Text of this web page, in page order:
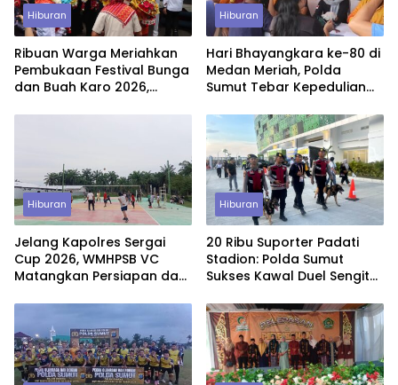
Hiburan
Ribuan Warga Meriahkan
Pembukaan Festival Bunga
dan Buah Karo 2026,
Berjalan Maksimal
Hiburan
Hari Bhayangkara ke-80 di
Medan Meriah, Polda
Sumut Tebar Kepedulian
Gratis untuk Warga
Hiburan
Jelang Kapolres Sergai
Cup 2026, WMHPSB VC
Matangkan Persiapan dan
Hiburan
20 Ribu Suporter Padati
Stadion: Polda Sumut
Sukses Kawal Duel Sengit